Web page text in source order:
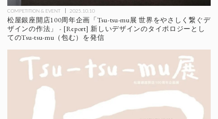
COMPETITION & EVENT 2025.10.10
松屋銀座開店100周年企画「Tsu-tsu-mu展 世界をやさしく繋ぐデ
ザインの作法」 - [Report] 新しいデザインのタイポロジーとし
てのTsu-tsu-mu（包む）を発信